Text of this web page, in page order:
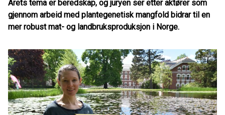
Årets tema er beredskap, og juryen ser etter aktører som
gjennom arbeid med plantegenetisk mangfold bidrar til en
mer robust mat- og landbruksproduksjon i Norge.